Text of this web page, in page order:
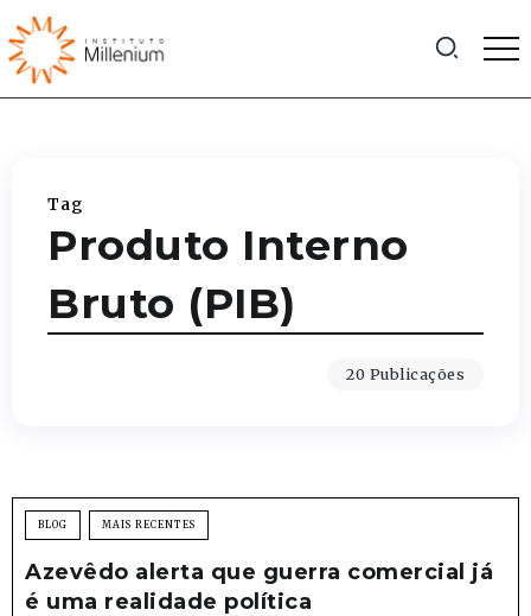
Tag
Produto Interno
Bruto (PIB)
20 Publicações
BLOG MAIS RECENTES
Azevêdo alerta que guerra comercial já
é uma realidade política